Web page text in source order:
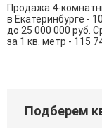
Продажа 4-
в Екатеринбурге -
до 25 000 000 руб.
за 1 кв. метр - 115
Подберем